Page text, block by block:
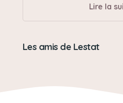
Absolument partout!
adapté partout où tu m'as
Il adorait lipper dans mon
dans les bols de fond de
Lire la
Les amis de Lestat